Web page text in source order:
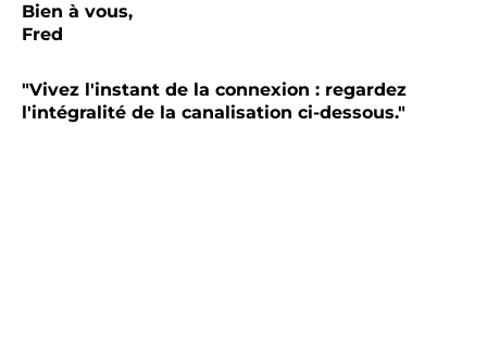
Bien à vous,
Fred
"Vivez l'instant de la connexion : regardez
l'intégralité de la canalisation ci-dessous."